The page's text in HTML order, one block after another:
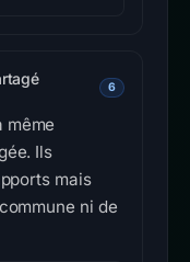
6
même
Ils
mais
ni de